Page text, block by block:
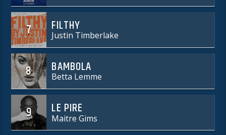
7 FILTHY
Justin Timberlake
8 BAMBOLA
Betta Lemme
9 LE PIRE
Maitre Gims